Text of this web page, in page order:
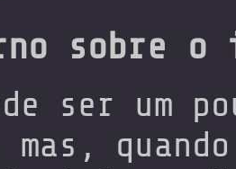
sobre o
ser um
mas,